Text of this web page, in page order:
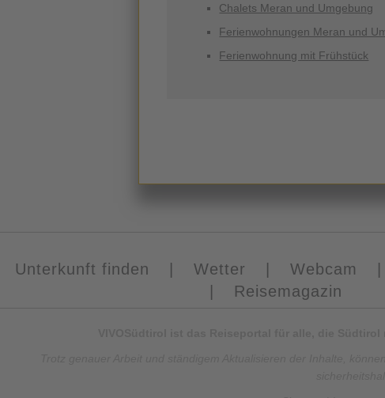
Chalets Meran und Umgebung
Ferienwohnungen Meran und
Ferienwohnung mit Frühstück
Unterkunft finden Wetter Webcam
Reisemagazin